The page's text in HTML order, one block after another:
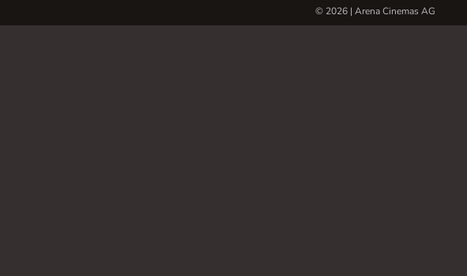
© 2026 | Arena Cinemas AG